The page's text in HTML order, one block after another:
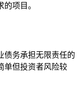
项目。
务承担无限责任的
单但投资者风险较